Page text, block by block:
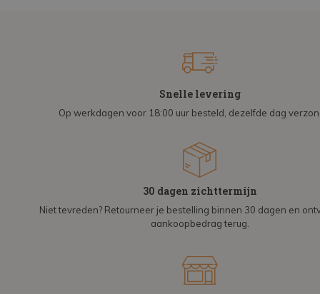
Snelle levering
Op werkdagen voor 18:00 uur besteld, dezelfde dag
30 dagen zichttermijn
Niet tevreden? Retourneer je bestelling binnen 30 dagen en
aankoopbedrag terug.